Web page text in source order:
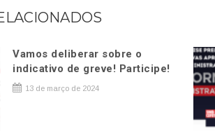
Vamos deliberar sobre o
indicativo de greve! Participe!
13 de março de 2024